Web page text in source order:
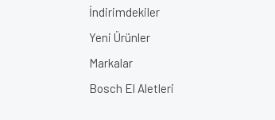
İndirimdekiler
Yeni Ürünler
Markalar
Bosch El Aletleri